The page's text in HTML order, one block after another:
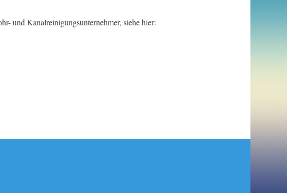
und Kanalreinigungsunternehmer, siehe hier: